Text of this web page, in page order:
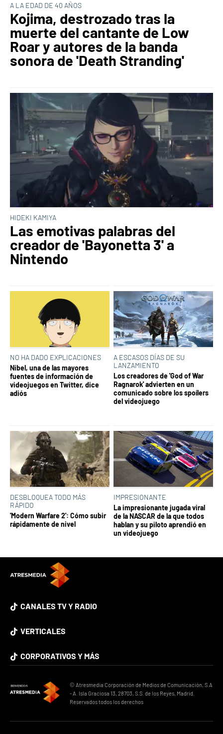
A LA EDAD DE 40 AÑOS
Kojima, destrozado tras la
muerte del cantante de Low
Roar y autores de la banda
sonora de 'Death Stranding'
HIDEKI KAMIYA
Las emotivas palabras del
creador de 'Bayonetta 3' a
Nintendo
NO HA DADO EXPLICACIONES
Nibel, una de las mayores
fuentes de información de
videojuegos en Twitter, dice
adiós
A ESCASOS DÍAS DE SU
LANZAMIENTO
Los creadores de 'God of War
Ragnarok' advierten en un
comunicado sobre los spoílers
del videojuego
DESBLOQUEA TODO MÁS
RÁPIDO
'Modern Warfare 2': Cómo subir
rápidamente de nivel
IMPRESIONANTE
La impresionante jugada viral
de la NASCAR de la que todos
hablan y su piloto aprendió en
un videojuego
CANALES TV Y RADIO
VERTICALES
CORPORATIVOS Y MÁS
© Atresmedia Corporación de Medios de Comunicación, S.A
- A. Isla Graciosa 13, 28703, S.S. de los Reyes, Madrid.
Reservados todos los derechos